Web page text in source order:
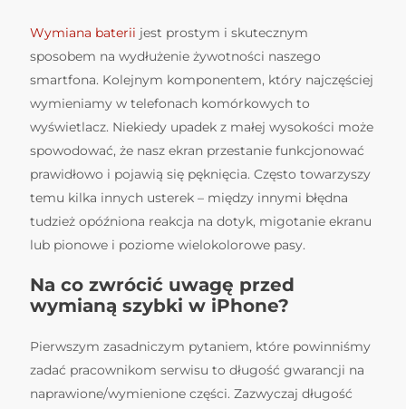
Wymiana baterii jest prostym i skutecznym
sposobem na wydłużenie żywotności naszego
smartfona. Kolejnym komponentem, który najczęściej
wymieniamy w telefonach komórkowych to
wyświetlacz. Niekiedy upadek z małej wysokości może
spowodować, że nasz ekran przestanie funkcjonować
prawidłowo i pojawią się pęknięcia. Często towarzyszy
temu kilka innych usterek – między innymi błędna
tudzież opóźniona reakcja na dotyk, migotanie ekranu
lub pionowe i poziome wielokolorowe pasy.
Na co zwrócić uwagę przed
wymianą szybki w iPhone?
Pierwszym zasadniczym pytaniem, które powinniśmy
zadać pracownikom serwisu to długość gwarancji na
naprawione/wymienione części. Zazwyczaj długość